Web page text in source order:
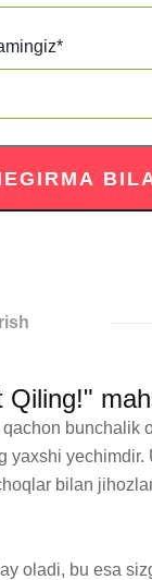
*
bunchalik
bilan
oladi, bu esa